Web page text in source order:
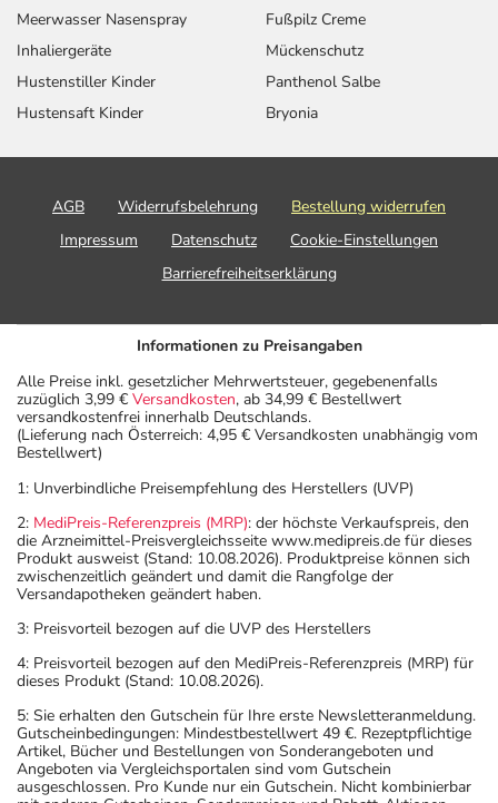
Meerwasser Nasenspray
Inhaliergeräte
Hustenstiller Kinder
Hustensaft Kinder
Fußpilz Creme
Mückenschutz
Panthenol Salbe
Bryonia
AGB Widerrufsbelehrung
Bestellung widerrufen
Impressum
Datenschutz
Cookie-Einstellungen
Barrierefreiheitserklärung
Informationen zu Preisangaben
Alle Preise inkl. gesetzlicher Mehrwertsteuer, gegebenenfalls
zuzüglich 3,99 € Versandkosten, ab 34,99 € Bestellwert
versandkostenfrei innerhalb Deutschlands.
(Lieferung nach Österreich: 4,95 € Versandkosten unabhängig vom
Bestellwert)
1: Unverbindliche Preisempfehlung des Herstellers (UVP)
2: MediPreis-Referenzpreis (MRP): der höchste Verkaufspreis, den
die Arzneimittel-Preisvergleichsseite www.medipreis.de für dieses
Produkt ausweist (Stand: 10.08.2026). Produktpreise können sich
zwischenzeitlich geändert und damit die Rangfolge der
Versandapotheken geändert haben.
3: Preisvorteil bezogen auf die UVP des Herstellers
4: Preisvorteil bezogen auf den MediPreis-Referenzpreis (MRP) für
dieses Produkt (Stand: 10.08.2026).
5: Sie erhalten den Gutschein für Ihre erste Newsletteranmeldung.
Gutscheinbedingungen: Mindestbestellwert 49 €. Rezeptpflichtige
Artikel, Bücher und Bestellungen von Sonderangeboten und
Angeboten via Vergleichsportalen sind vom Gutschein
ausgeschlossen. Pro Kunde nur ein Gutschein. Nicht kombinierbar